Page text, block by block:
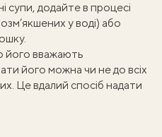
супи, додайте в процесі
у воді) або
його вважають
його можна чи не до всіх
Це вдалий спосіб надати